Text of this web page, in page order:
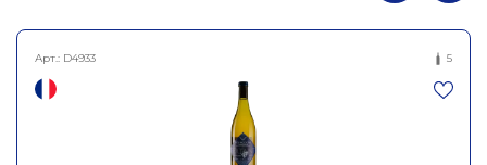
Арт.: D4933 5